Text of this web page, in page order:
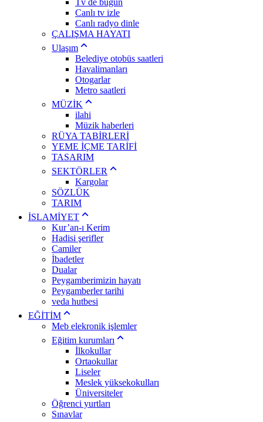
Tv de bugün
Canlı tv izle
Canlı radyo dinle
ÇALIŞMA HAYATI
Ulaşım
Belediye otobüs saatleri
Havalimanları
Otogarlar
Metro saatleri
MÜZİK
ilahi
Müzik haberleri
RÜYA TABİRLERİ
YEME İÇME TARİFİ
TASARIM
SEKTÖRLER
Kargolar
SÖZLÜK
TARIM
İSLAMİYET
Kur’an-ı Kerim
Hadisi şerifler
Camiler
İbadetler
Dualar
Peygamberimizin hayatı
Peygamberler tarihi
veda hutbesi
EĞİTİM
Meb elekronik işlemler
Eğitim kurumları
İlkokullar
Ortaokullar
Liseler
Meslek yüksekokulları
Üniversiteler
Öğrenci yurtları
Sınavlar